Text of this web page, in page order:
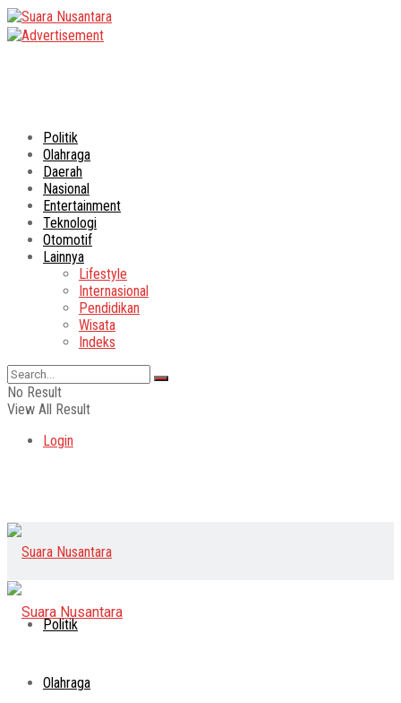
Politik
Olahraga
Daerah
Nasional
Entertainment
Teknologi
Otomotif
Lainnya
Lifestyle
Internasional
Pendidikan
Wisata
Indeks
No Result
View All Result
Login
Politik
Olahraga